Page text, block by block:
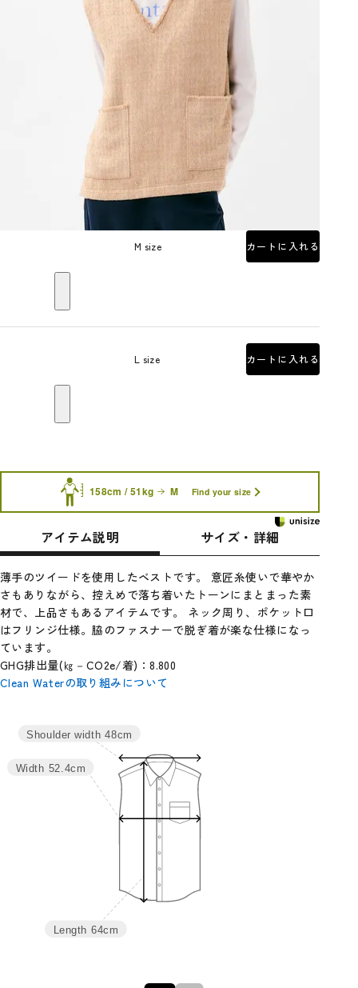
M size カートに入れる
L size カートに入れる
158cm / 51kg M Find your size
アイテム説明 サイズ・詳細
薄手のツイードを使用したベストです。 意匠糸使いで華やか
さもありながら、控えめで落ち着いたトーンにまとまった素
材で、上品さもあるアイテムです。 ネック周り、ポケット口
はフリンジ仕様。脇のファスナーで脱ぎ着が楽な仕様になっ
ています。
GHG排出量(㎏－CO2e/着)：8.800
Clean Waterの取り組みについて
サイズ 身丈
64 48
66 50
Length 64cm
Width 52.4cm
Shoulder width 48cm